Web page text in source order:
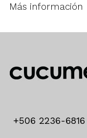
Más información
+506 2236-6816